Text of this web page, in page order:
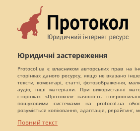
Юридичні застереження
Protocol.ua є власником авторських прав на
сторінках даного ресурсу, якщо не вказано
тексти, коментарі, статті, фотозображення,
аудіо, інші матеріали. При використанні
сторінках «Протокол» наявність
пошуковими системами на protocol.ua
розуміється копіювання, адаптація, рерайтинг,
Повний текст